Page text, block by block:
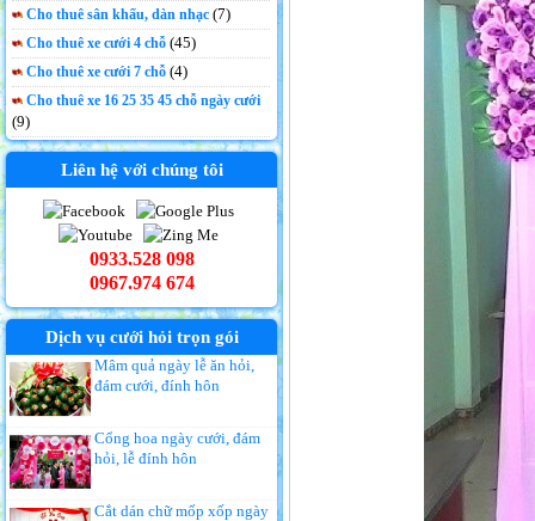
Cho thuê sân khấu, dàn nhạc (7)
Cho thuê xe cưới 4 chỗ (45)
Cho thuê xe cưới 7 chỗ (4)
Cho thuê xe 16 25 35 45 chỗ ngày cưới
(9)
Liên hệ với chúng tôi
0933.528 098
0967.974 674
Dịch vụ cưới hỏi trọn gói
Mâm quả ngày lễ ăn hỏi,
đám cưới, đính hôn
Cổng hoa ngày cưới, đám
hỏi, lễ đính hôn
Cắt dán chữ mốp xốp ngày